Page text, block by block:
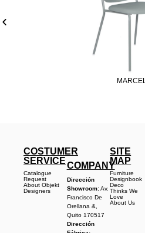
MARCEL
COSTUMER
SERVICE
Catalogue
Request
About Objekt
Designers
COMPANY
Dirección
Showroom:Av.
Francisco De
Orellana &,
Quito 170517
Dirección
SITE
MAP
Furniture
Designbook
Deco
Thinks We
Love
About Us